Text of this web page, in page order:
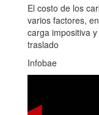
El costo de los
varios factores,
carga impositiva
traslado
Infobae